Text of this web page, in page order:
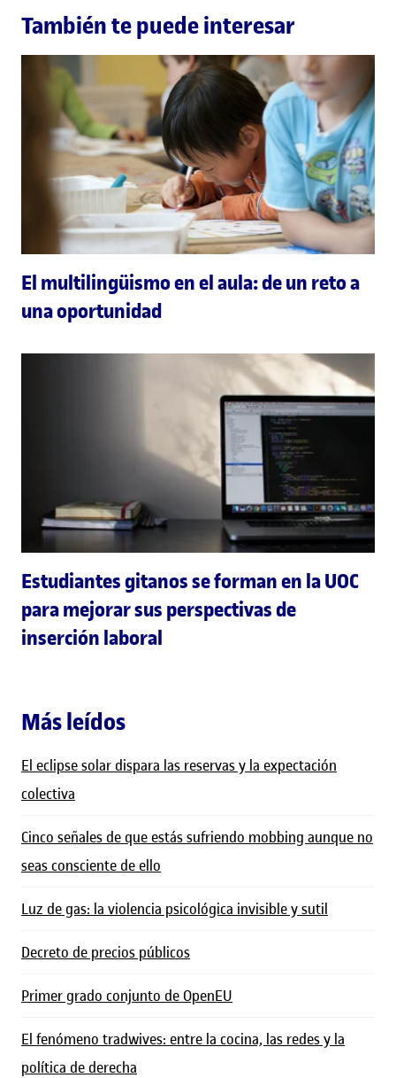
También te puede interesar
El multilingüismo en el aula: de un reto a
una oportunidad
Estudiantes gitanos se forman en la UOC
para mejorar sus perspectivas de
inserción laboral
Más leídos
El eclipse solar dispara las reservas y la expectación
colectiva
Cinco señales de que estás sufriendo mobbing aunque no
seas consciente de ello
Luz de gas: la violencia psicológica invisible y sutil
Decreto de precios públicos
Primer grado conjunto de OpenEU
El fenómeno tradwives: entre la cocina, las redes y la
política de derecha